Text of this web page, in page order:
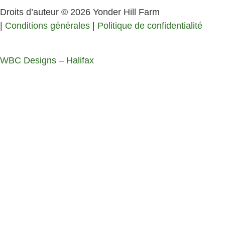
Droits d’auteur © 2026 Yonder Hill Farm
Conditions générales Politique de confidentialité
WBC Designs – Halifax